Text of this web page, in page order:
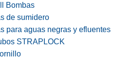
Bombas
de sumidero
para aguas negras y efluentes
STRAPLOCK